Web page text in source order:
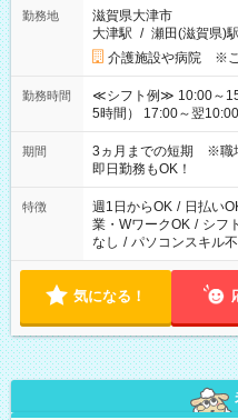
勤務地
滋賀県大津市
大津駅 / 瀬田(滋賀県)駅
介護施設や病院 ※ご
勤務時間
≪シフト例≫ 10:00～
5時間） 17:00～翌10:00（実働
働く時間は調整できま
期間
3ヵ月までの短期 ※職
即日勤務もOK！
特徴 週1日からOK / 日払い
業・WワークOK / シフ
なし / パソコンスキル
気になる！